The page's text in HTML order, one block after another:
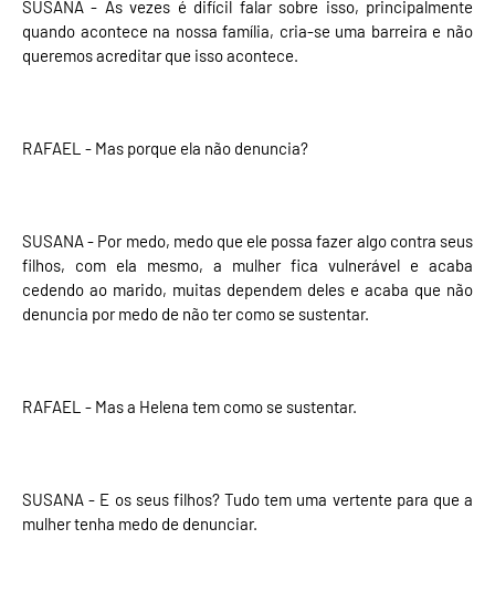
SUSANA - Às vezes é difícil falar sobre isso, principalmente
quando acontece na nossa família, cria-se uma barreira e não
queremos acreditar que isso acontece.
RAFAEL - Mas porque ela não denuncia?
SUSANA - Por medo, medo que ele possa fazer algo contra seus
filhos, com ela mesmo, a mulher fica vulnerável e acaba
cedendo ao marido, muitas dependem deles e acaba que não
denuncia por medo de não ter como se sustentar.
RAFAEL - Mas a Helena tem como se sustentar.
SUSANA - E os seus filhos? Tudo tem uma vertente para que a
mulher tenha medo de denunciar.